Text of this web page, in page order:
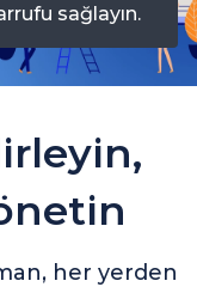
sağlayın.
her yerden